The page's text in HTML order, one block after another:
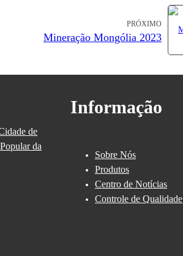
PRÓXIMO
Mineração Mongólia 2023
de
da
Informação
Sobre Nós
Produtos
Centro de Notícias
Controle de Qualidade